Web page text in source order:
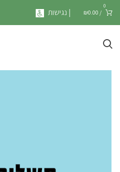
0
/
₪0.00 | נגישות